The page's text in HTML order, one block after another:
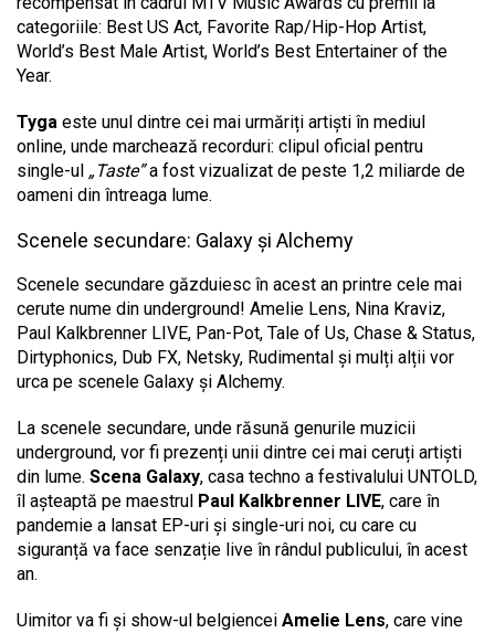
categoriile: Best US Act, Favorite Rap/Hip-Hop Artist,
World’s Best Male Artist, World’s Best Entertainer of the
Year.
Tyga este unul dintre cei mai urmăriți artiști în mediul
online, unde marchează recorduri: clipul oficial pentru
single-ul „Taste”a fost vizualizat de peste 1,2 miliarde de
oameni din întreaga lume.
Scenele secundare: Galaxy și Alchemy
Scenele secundare găzduiesc în acest an printre cele mai
cerute nume din underground! Amelie Lens, Nina Kraviz,
Paul Kalkbrenner LIVE, Pan-Pot, Tale of Us, Chase & Status,
Dirtyphonics, Dub FX, Netsky, Rudimental și mulți alții vor
urca pe scenele Galaxy și Alchemy.
La scenele secundare, unde răsună genurile muzicii
underground, vor fi prezenți unii dintre cei mai ceruți artiști
din lume. Scena Galaxy, casa techno a festivalului UNTOLD,
îl așteaptă pe maestrul Paul Kalkbrenner LIVE, care în
pandemie a lansat EP-uri și single-uri noi, cu care cu
siguranță va face senzație live în rândul publicului, în acest
an.
Uimitor va fi și show-ul belgiencei Amelie Lens, care vine